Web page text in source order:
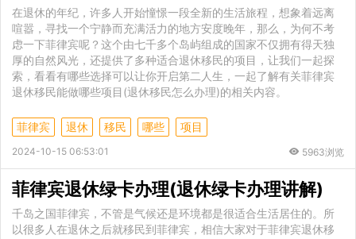
在退休的年纪，许多人开始憧憬一段全新的生活旅程，想象着远离
喧嚣，寻找一个宁静而充满活力的地方安度晚年，那么，为何不考
虑一下菲律宾呢？这个由七千多个岛屿组成的国家不仅拥有得天独
厚的自然风光，还提供了多种适合退休移民的项目，让我们一起探
索，看看有哪些选择可以让你开启第二人生，一起了解有关菲律宾
退休移民能做哪些项目(退休移民怎么办理)的相关内容。
菲律宾 退休 移民 哪些 项目
2024-10-15 06:53:01 5963浏览
菲律宾退休绿卡办理(退休绿卡办理讲解)
千岛之国菲律宾，不管是气候还是环境都是很适合生活居住的。所
以很多人在退休之后就移民到菲律宾，相信大家对于菲律宾退休移